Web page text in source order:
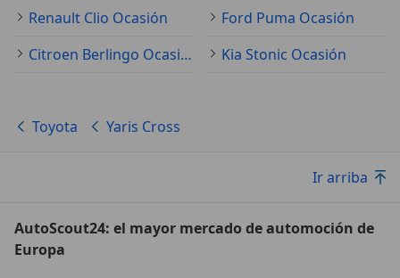
Renault Clio Ocasión
Ford Puma Ocasión
Citroen Berlingo Ocasión
Kia Stonic Ocasión
Toyota Yaris Cross
Ir arriba
AutoScout24: el mayor mercado de automoción de
Europa